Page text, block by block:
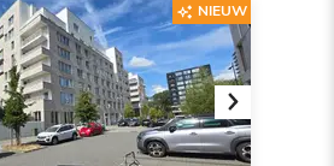
Next
NIEUW